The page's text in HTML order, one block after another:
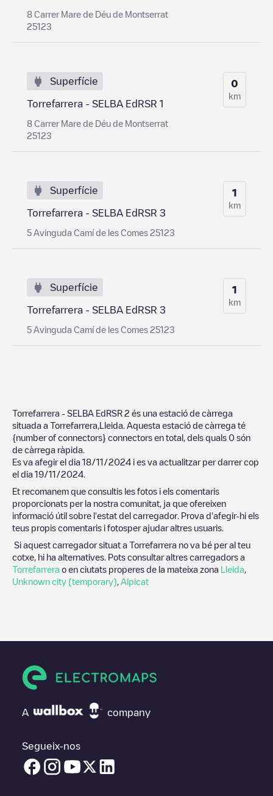
8 Carrer Mare de Déu de Montserrat
25123
Superfície
Torrefarrera - SELBA EdRSR 1
8 Carrer Mare de Déu de Montserrat
25123
0
km
Superfície
Torrefarrera - SELBA EdRSR 3
5 Avinguda Camí de les Comes 25123
1
km
Superfície
Torrefarrera - SELBA EdRSR 3
5 Avinguda Camí de les Comes 25123
1
km
Torrefarrera - SELBA EdRSR 2 és una estació de càrrega
situada a Torrefarrera Lleida . Aquesta estació de càrrega té
{number of connectors} connectors en total, dels quals 0 són
de càrrega ràpida.
Es va afegir el dia 18/11/2024 i es va actualitzar per darrer cop
el dia 19/11/2024
Et recomanem que consultis les fotos i els comentaris
proporcionats per la nostra comunitat, ja que ofereixen
informació útil sobre l'estat del carregador. Prova d'afegir-hi els
teus propis comentaris i fotosper ajudar altres usuaris.
Si aquest carregador situat a Torrefarrera no va bé per al teu
cotxe, hi ha alternatives. Pots consultar altres carregadors a
Torrefarrera o en ciutats properes de la mateixa zona Lleida
Unknown city (temporary) Alpicat
A company
Segueix-nos